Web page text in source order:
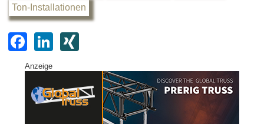
Ton-Installationen
F
a
c
e
Li
k
e
G
Anzeige